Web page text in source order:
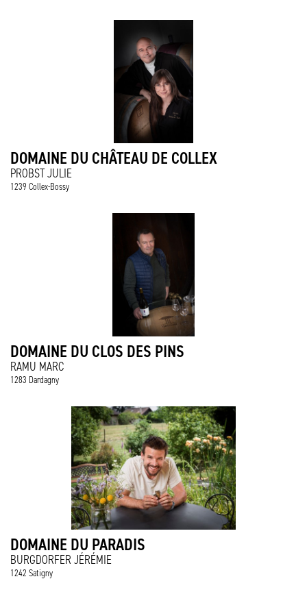
DOMAINE DU CHÂTEAU DE COLLEX
PROBST JULIE
1239 Collex-Bossy
DOMAINE DU CLOS DES PINS
RAMU MARC
1283 Dardagny
DOMAINE DU PARADIS
BURGDORFER JÉRÉMIE
1242 Satigny